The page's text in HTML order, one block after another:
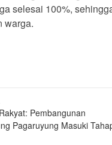
selesai 100%,
warga.
Pembangunan
Pagaruyung Masuki